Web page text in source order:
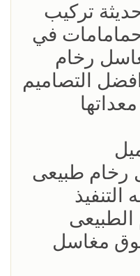
تركيب
في
رخام
التصاميم
رخام طبيعى
الطبيعى
مغاسل